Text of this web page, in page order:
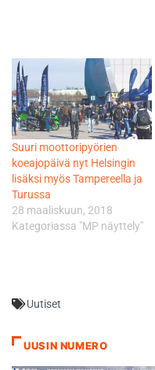
Suuri moottoripyörien
koeajopäivä nyt Helsingin
lisäksi myös Tampereella ja
Turussa
28 maaliskuun, 2018
Kategoriassa "MP näyttely"
Uutiset
UUSIN NUMERO